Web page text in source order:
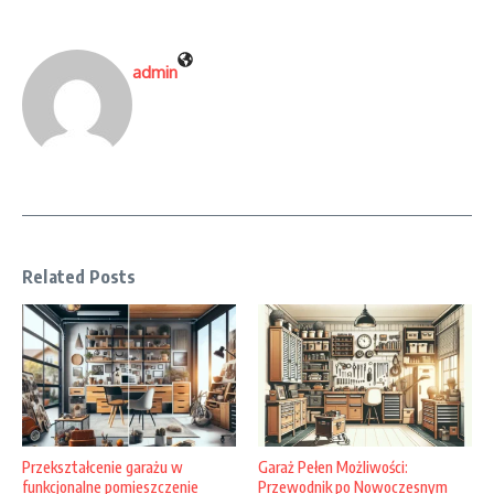
admin
Related Posts
Przekształcenie garażu w
funkcjonalne pomieszczenie
Garaż Pełen Możliwości:
Przewodnik po Nowoczesnym